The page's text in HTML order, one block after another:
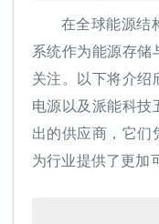
在全球能源结
系统作为能源存储
关注。以下将介
电源以及派能科技
出的供应商，它们
为行业提供了更加